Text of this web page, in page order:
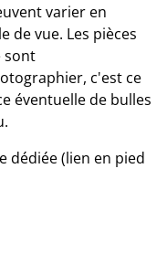
varier en
de vue. Les pièces
sont
c'est ce
éventuelle de bulles
dédiée (lien en pied